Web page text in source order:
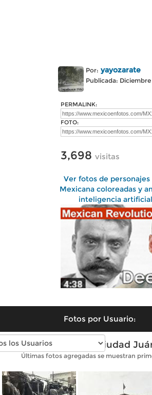
Por: yayozarate
Publicada: Diciembre
PERMALINK:
FOTO:
3,698 visitas
Ver fotos de
Mexicana coloreadas y
inteligencia
Fotos por Usuario:
Fotos antiguas de Ciudad
Últimas fotos agregadas se muestran